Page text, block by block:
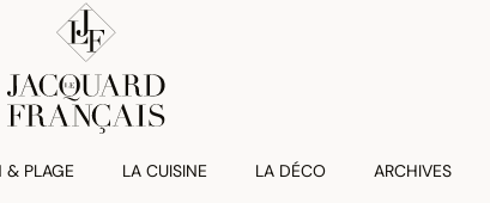
& PLAGE LA CUISINE LA DÉCO ARCHIVES